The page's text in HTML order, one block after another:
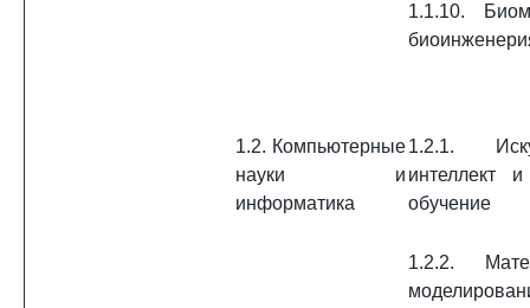
1.1.10.
1.2. Компьютерные
науки и
информатика
1.2.1.
интеллект
обучение
1.2.2.